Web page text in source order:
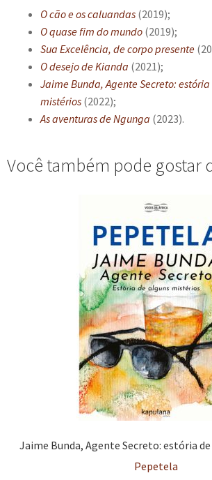
O cão e os caluandas (2019);
O quase fim do mundo (2019);
Sua Excelência, de corpo presente
O desejo de Kianda (2021);
Jaime Bunda, Agente Secreto:
mistérios (2022);
As aventuras de Ngunga (2023).
Você também pode gostar
Jaime Bunda, Agente Secreto: estória
Pepetela